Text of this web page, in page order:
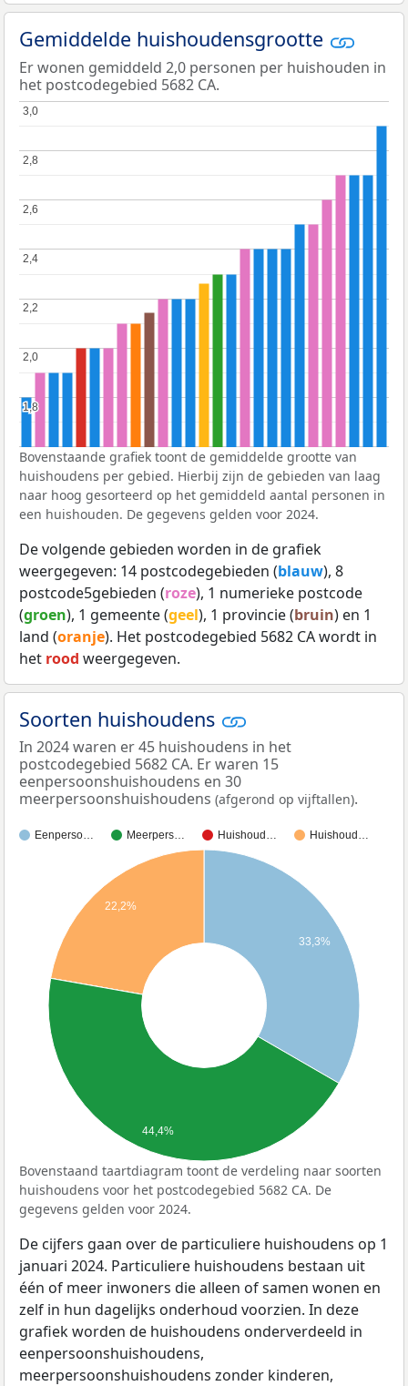
Gemiddelde huishoudensgrootte
Er wonen gemiddeld 2,0 personen per huishouden in
het postcodegebied 5682 CA.
1,8
1,8
2,0
2,0
2,2
2,2
2,4
2,4
2,6
2,6
2,8
2,8
3,0
3,0
Bovenstaande grafiek toont de gemiddelde grootte van
huishoudens per gebied. Hierbij zijn de gebieden van laag
naar hoog gesorteerd op het gemiddeld aantal personen in
een huishouden. De gegevens gelden voor 2024.
De volgende gebieden worden in de grafiek
weergegeven: 14 postcodegebieden (blauw), 8
postcode5gebieden (roze), 1 numerieke postcode
(groen), 1 gemeente (geel), 1 provincie (bruin) en 1
land (oranje). Het postcodegebied 5682 CA wordt in
het rood weergegeven.
Soorten huishoudens
In 2024 waren er 45 huishoudens in het
postcodegebied 5682 CA. Er waren 15
eenpersoonshuishoudens en 30
meerpersoonshuishoudens (afgerond op vijftallen).
Eenperso… Meerpers… Huishoud… Huishoud…
33,3%
22,2%
44,4%
Bovenstaand taartdiagram toont de verdeling naar soorten
huishoudens voor het postcodegebied 5682 CA. De
gegevens gelden voor 2024.
De cijfers gaan over de particuliere huishoudens op 1
januari 2024. Particuliere huishoudens bestaan uit
één of meer inwoners die alleen of samen wonen en
zelf in hun dagelijks onderhoud voorzien. In deze
grafiek worden de huishoudens onderverdeeld in
eenpersoonshuishoudens,
meerpersoonshuishoudens zonder kinderen,